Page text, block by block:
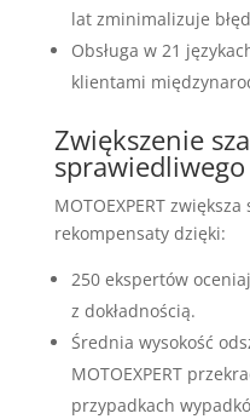
lat zminimalizuje
Obsługa w 21
klientami
Zwiększenie
MOTOEXPERT
rekompensaty dzięki:
250 ekspertów
z dokładnością.
Średnia wysokość
MOTOEXPERT
przypadkach